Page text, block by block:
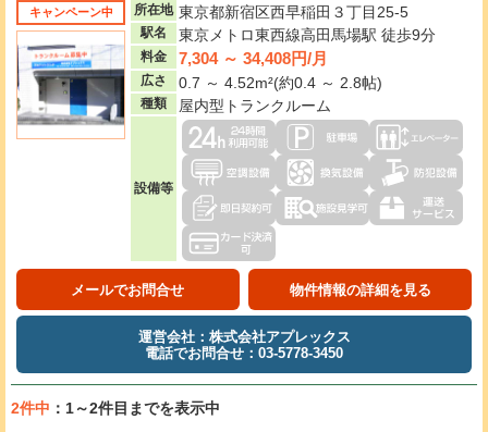
キャンペーン中 所在地 東京都新宿区西早稲田３丁目25-5
駅名 東京メトロ東西線高田馬場駅 徒歩9分
料金 7,304 ～ 34,408円/月
広さ 0.7 ～ 4.52m²(約0.4 ～ 2.8帖)
種類 屋内型トランクルーム
設備等
メールでお問合せ 物件情報の詳細を見る
運営会社：株式会社アプレックス
電話でお問合せ：03-5778-3450
2件中 ：1～2件目までを表示中